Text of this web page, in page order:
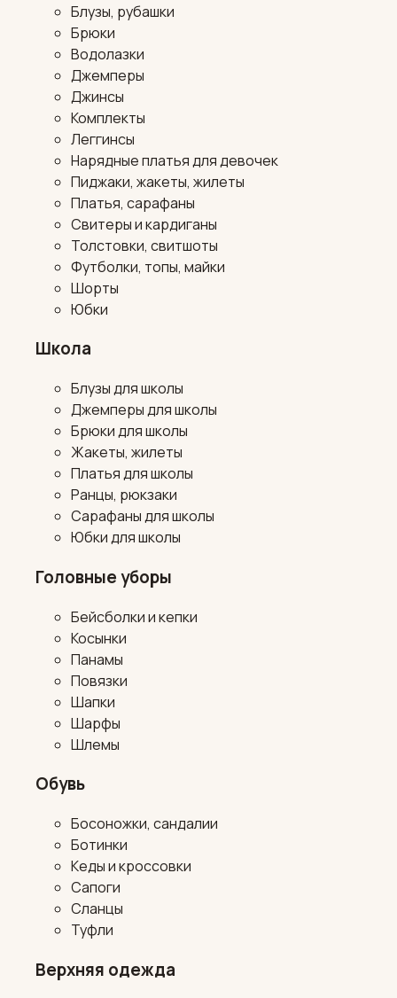
Блузы, рубашки
Брюки
Водолазки
Джемперы
Джинсы
Комплекты
Леггинсы
Нарядные платья для девочек
Пиджаки, жакеты, жилеты
Платья, сарафаны
Свитеры и кардиганы
Толстовки, свитшоты
Футболки, топы, майки
Шорты
Юбки
Школа
Блузы для школы
Джемперы для школы
Брюки для школы
Жакеты, жилеты
Платья для школы
Ранцы, рюкзаки
Сарафаны для школы
Юбки для школы
Головные уборы
Бейсболки и кепки
Косынки
Панамы
Повязки
Шапки
Шарфы
Шлемы
Обувь
Босоножки, сандалии
Ботинки
Кеды и кроссовки
Сапоги
Сланцы
Туфли
Верхняя одежда